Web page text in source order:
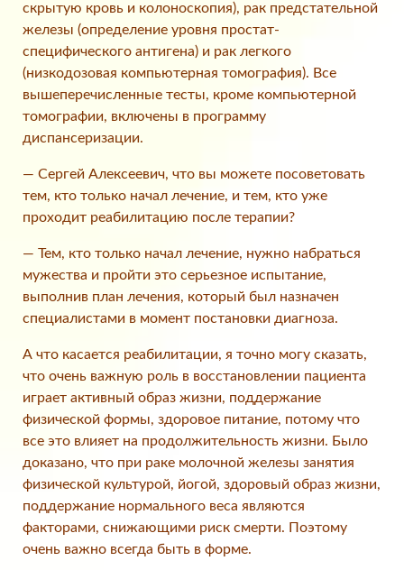
скрытую кровь и колоноскопия), рак предстательной
железы (определение уровня простат-
специфического антигена) и рак легкого
(низкодозовая компьютерная томография). Все
вышеперечисленные тесты, кроме компьютерной
томографии, включены в программу
диспансеризации.
— Сергей Алексеевич, что вы можете посоветовать
тем, кто только начал лечение, и тем, кто уже
проходит реабилитацию после терапии?
— Тем, кто только начал лечение, нужно набраться
мужества и пройти это серьезное испытание,
выполнив план лечения, который был назначен
специалистами в момент постановки диагноза.
А что касается реабилитации, я точно могу сказать,
что очень важную роль в восстановлении пациента
играет активный образ жизни, поддержание
физической формы, здоровое питание, потому что
все это влияет на продолжительность жизни. Было
доказано, что при раке молочной железы занятия
физической культурой, йогой, здоровый образ жизни,
поддержание нормального веса являются
факторами, снижающими риск смерти. Поэтому
очень важно всегда быть в форме.